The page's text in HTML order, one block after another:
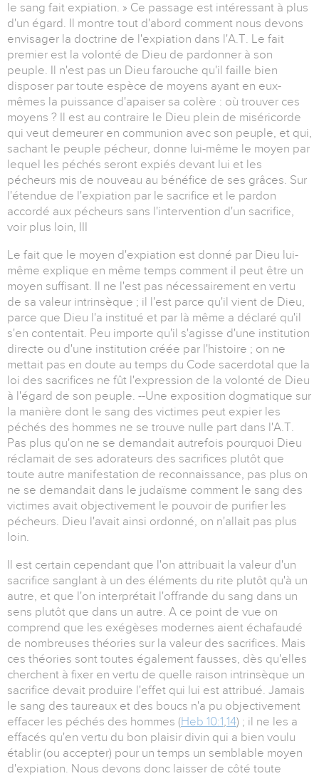
le sang fait expiation. » Ce passage est intéressant à plus
d'un égard. Il montre tout d'abord comment nous devons
envisager la doctrine de l'expiation dans l'A.T. Le fait
premier est la volonté de Dieu de pardonner à son
peuple. Il n'est pas un Dieu farouche qu'il faille bien
disposer par toute espèce de moyens ayant en eux-
mêmes la puissance d'apaiser sa colère : où trouver ces
moyens ? Il est au contraire le Dieu plein de miséricorde
qui veut demeurer en communion avec son peuple, et qui,
sachant le peuple pécheur, donne lui-même le moyen par
lequel les péchés seront expiés devant lui et les
pécheurs mis de nouveau au bénéfice de ses grâces. Sur
l'étendue de l'expiation par le sacrifice et le pardon
accordé aux pécheurs sans l'intervention d'un sacrifice,
voir plus loin, III
Le fait que le moyen d'expiation est donné par Dieu lui-
même explique en même temps comment il peut être un
moyen suffisant. Il ne l'est pas nécessairement en vertu
de sa valeur intrinsèque ; il l'est parce qu'il vient de Dieu,
parce que Dieu l'a institué et par là même a déclaré qu'il
s'en contentait. Peu importe qu'il s'agisse d'une institution
directe ou d'une institution créée par l'histoire ; on ne
mettait pas en doute au temps du Code sacerdotal que la
loi des sacrifices ne fût l'expression de la volonté de Dieu
à l'égard de son peuple. --Une exposition dogmatique sur
la manière dont le sang des victimes peut expier les
péchés des hommes ne se trouve nulle part dans l'A.T.
Pas plus qu'on ne se demandait autrefois pourquoi Dieu
réclamait de ses adorateurs des sacrifices plutôt que
toute autre manifestation de reconnaissance, pas plus on
ne se demandait dans le judaïsme comment le sang des
victimes avait objectivement le pouvoir de purifier les
pécheurs. Dieu l'avait ainsi ordonné, on n'allait pas plus
loin.
Il est certain cependant que l'on attribuait la valeur d'un
sacrifice sanglant à un des éléments du rite plutôt qu'à un
autre, et que l'on interprétait l'offrande du sang dans un
sens plutôt que dans un autre. A ce point de vue on
comprend que les exégèses modernes aient échafaudé
de nombreuses théories sur la valeur des sacrifices. Mais
ces théories sont toutes également fausses, dès qu'elles
cherchent à fixer en vertu de quelle raison intrinsèque un
sacrifice devait produire l'effet qui lui est attribué. Jamais
le sang des taureaux et des boucs n'a pu objectivement
effacer les péchés des hommes (Heb 10:1,14) ; il ne les a
effacés qu'en vertu du bon plaisir divin qui a bien voulu
établir (ou accepter) pour un temps un semblable moyen
d'expiation. Nous devons donc laisser de côté toute